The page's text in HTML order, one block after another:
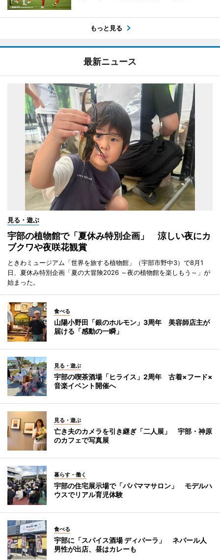
もっと見る
最新ニュース
見る・遊ぶ
宇部の植物館で「夏休み特別企画」 涼しい夜にカ
ブクワや夜咲花観賞
ときわミュージアム「世界を旅する植物館」（宇部市野中3）で8月1
日、夏休み特別企画「夏の大冒険2026 ～夜の植物館を楽しもう～」が
始まった。
食べる
山陽小野田「銀のホルモン」3周年 美容師店主が
届ける「感動の一瞬」
見る・遊ぶ
宇部の喫茶酒場「ヒライス」2周年 古着×フード×
音楽イベント開催へ
見る・遊ぶ
亡き夫のカメラを引き継ぎ「二人展」 宇部・神原
のカフェで写真展
暮らす・働く
宇部の住宅展示場で「パパママサロン」 モデルハ
ウスでリアル育児体験
食べる
宇部に「スパイス酒場 ディパーラ」 ネパール人
男性が出店、昼はカレーも